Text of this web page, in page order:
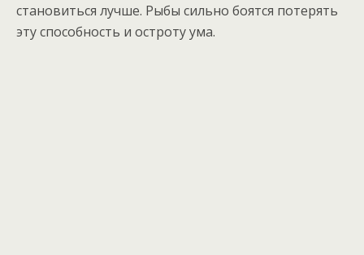
становиться лучше. Рыбы сильно боятся потерять
эту способность и остроту ума.